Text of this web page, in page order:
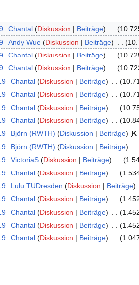
Chantal Diskussion Beiträge
Andy Wue Diskussion Beiträge
Chantal Diskussion Beiträge
Chantal Diskussion Beiträge
Chantal Diskussion Beiträge
Chantal Diskussion Beiträge
Chantal Diskussion Beiträge
Chantal Diskussion Beiträge
Björn (RWTH) Diskussion Beiträge K
Björn (RWTH) Diskussion Beiträge
VictoriaS Diskussion Beiträge
Chantal Diskussion Beiträge
Lulu TUDresden Diskussion Beiträge
Chantal Diskussion Beiträge
Chantal Diskussion Beiträge
Chantal Diskussion Beiträge
Chantal Diskussion Beiträge